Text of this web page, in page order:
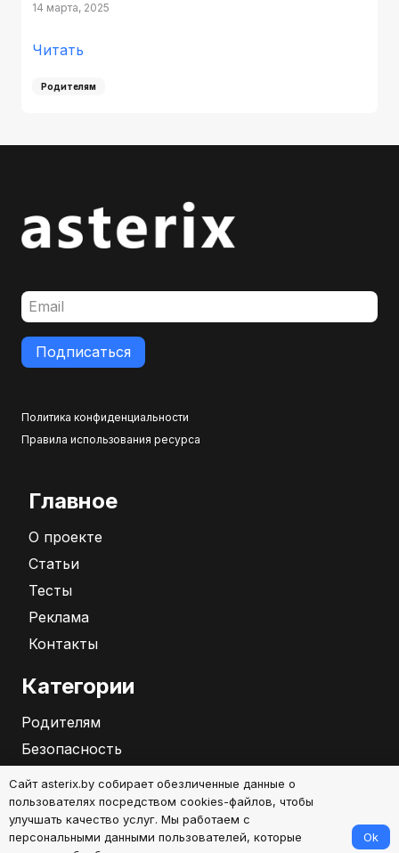
14 марта, 2025
Читать
Родителям
Подписаться
Политика конфиденциальности
Правила использования ресурса
Главное
О проекте
Статьи
Тесты
Реклама
Контакты
Категории
Родителям
Безопасность
Бизнес
Саморазвитие
2026
Сайт asterix.by собирает обезличенные данные о
пользователях посредством cookies-файлов, чтобы
улучшать качество услуг. Мы работаем с
персональными данными пользователей, которые
Ok